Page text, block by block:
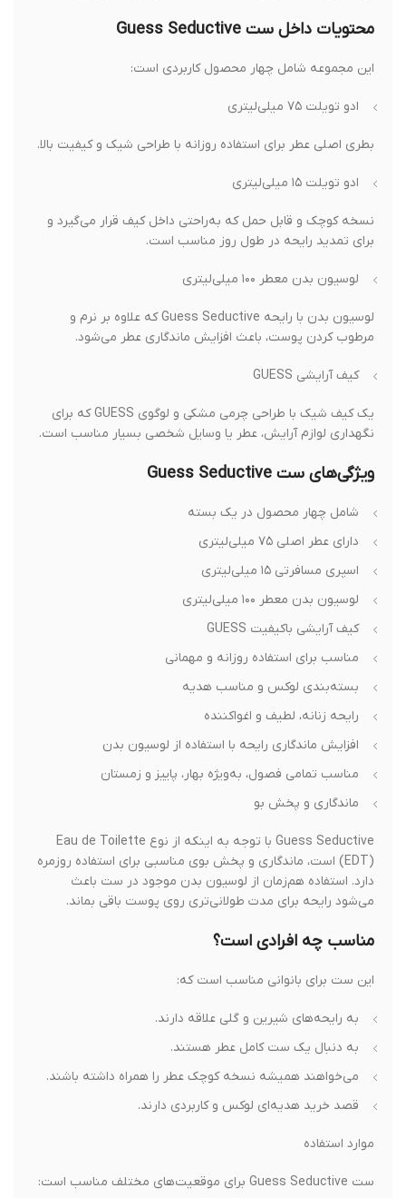
محتویات داخل ست Guess Seductive
این مجموعه شامل چهار محصول کاربردی است:
ادو تویلت ۷۵ میلی‌لیتری
بطری اصلی عطر برای استفاده روزانه با طراحی شیک و کیفیت بالا.
ادو تویلت ۱۵ میلی‌لیتری
نسخه کوچک و قابل حمل که به‌راحتی داخل کیف قرار می‌گیرد و
برای تمدید رایحه در طول روز مناسب است.
لوسیون بدن معطر ۱۰۰ میلی‌لیتری
لوسیون بدن با رایحه Guess Seductive که علاوه بر نرم و
مرطوب کردن پوست، باعث افزایش ماندگاری عطر می‌شود.
کیف آرایشی GUESS
یک کیف شیک با طراحی چرمی مشکی و لوگوی GUESS که برای
نگهداری لوازم آرایش، عطر یا وسایل شخصی بسیار مناسب است.
ویژگی‌های ست Guess Seductive
شامل چهار محصول در یک بسته
دارای عطر اصلی ۷۵ میلی‌لیتری
اسپری مسافرتی ۱۵ میلی‌لیتری
لوسیون بدن معطر ۱۰۰ میلی‌لیتری
کیف آرایشی باکیفیت GUESS
مناسب برای استفاده روزانه و مهمانی
بسته‌بندی لوکس و مناسب هدیه
رایحه زنانه، لطیف و اغواکننده
افزایش ماندگاری رایحه با استفاده از لوسیون بدن
مناسب تمامی فصول، به‌ویژه بهار، پاییز و زمستان
ماندگاری و پخش بو
Guess Seductive با توجه به اینکه از نوع Eau de Toilette
(EDT) است، ماندگاری و پخش بوی مناسبی برای استفاده روزمره
دارد. استفاده هم‌زمان از لوسیون بدن موجود در ست باعث
می‌شود رایحه برای مدت طولانی‌تری روی پوست باقی بماند.
مناسب چه افرادی است؟
این ست برای بانوانی مناسب است که:
به رایحه‌های شیرین و گلی علاقه دارند.
به دنبال یک ست کامل عطر هستند.
می‌خواهند همیشه نسخه کوچک عطر را همراه داشته باشند.
قصد خرید هدیه‌ای لوکس و کاربردی دارند.
موارد استفاده